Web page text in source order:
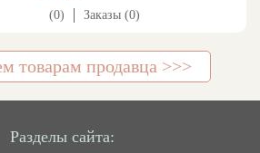
(0) Заказы (0)
товарам продавца >>>
Разделы сайта: